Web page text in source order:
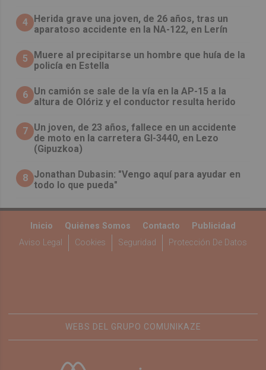
4 Herida grave una joven, de 26 años, tras un
aparatoso accidente en la NA-122, en Lerín
5
Muere al precipitarse un hombre que huía de la
policía en Estella
6 Un camión se sale de la vía en la AP-15 a la
altura de Olóriz y el conductor resulta herido
7 Un joven, de 23 años, fallece en un accidente
de moto en la carretera GI-3440, en Lezo
(Gipuzkoa)
8 Jonathan Dubasin: "Vengo aquí para ayudar en
todo lo que pueda"
Inicio Quiénes Somos Contacto
Publicidad
Aviso Legal
Cookies Seguridad Protección De Datos
WEBS DEL GRUPO COMUNIKAZE